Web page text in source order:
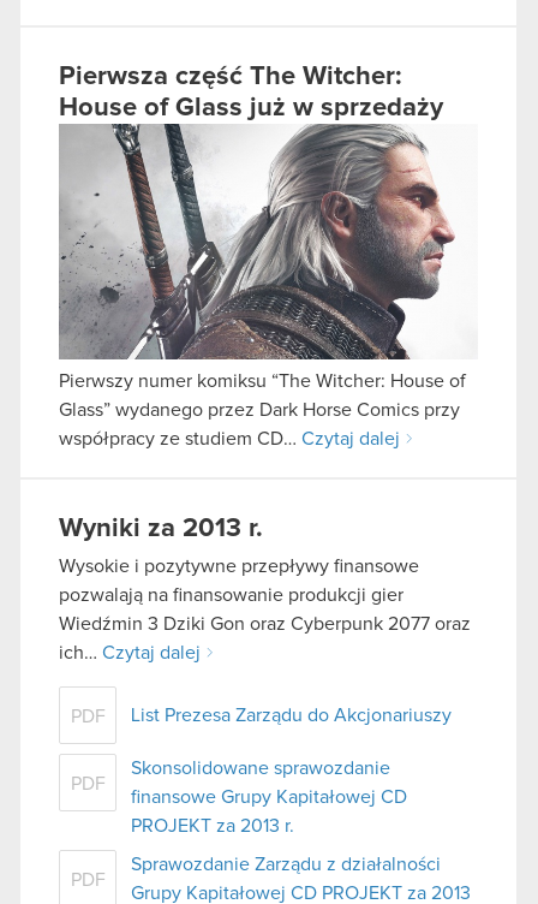
Pierwsza część The Witcher:
House of Glass już w sprzedaży
Pierwszy numer komiksu “The Witcher: House of
Glass” wydanego przez Dark Horse Comics przy
współpracy ze studiem CD… Czytaj dalej
Wyniki za 2013 r.
Wysokie i pozytywne przepływy finansowe
pozwalają na finansowanie produkcji gier
Wiedźmin 3 Dziki Gon oraz Cyberpunk 2077 oraz
ich… Czytaj dalej
PDF List Prezesa Zarządu do Akcjonariuszy
PDF
Skonsolidowane sprawozdanie
finansowe Grupy Kapitałowej CD
PROJEKT za 2013 r.
PDF
Sprawozdanie Zarządu z działalności
Grupy Kapitałowej CD PROJEKT za 2013